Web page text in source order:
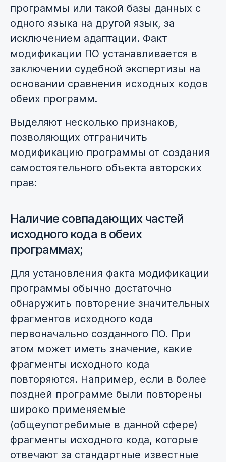
программы или такой базы данных с
одного языка на другой язык, за
исключением адаптации. Факт
модификации ПО устанавливается в
заключении судебной экспертизы на
основании сравнения исходных кодов
обеих программ.
Выделяют несколько признаков,
позволяющих отграничить
модификацию программы от создания
самостоятельного объекта авторских
прав:
Наличие совпадающих частей
исходного кода в обеих
программах;
Для установления факта модификации
программы обычно достаточно
обнаружить повторение значительных
фрагментов исходного кода
первоначально созданного ПО. При
этом может иметь значение, какие
фрагменты исходного кода
повторяются. Например, если в более
поздней программе были повторены
широко применяемые
(общеупотребимые в данной сфере)
фрагменты исходного кода, которые
отвечают за стандартные известные